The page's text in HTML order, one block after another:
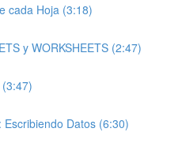
cada Hoja (3:18)
y WORKSHEETS (2:47)
Escribiendo Datos (6:30)